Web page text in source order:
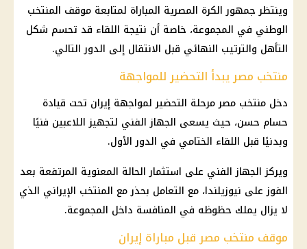
وينتظر جمهور الكرة المصرية المباراة لمتابعة موقف المنتخب
الوطني في المجموعة، خاصة أن نتيجة اللقاء قد تحسم شكل
التأهل والترتيب النهائي قبل الانتقال إلى الدور التالي.
منتخب مصر يبدأ التحضير للمواجهة
دخل منتخب مصرمرحلة التحضير لمواجهة إيران تحت قيادة
حسام حسن، حيث يسعى الجهاز الفني لتجهيز اللاعبين فنيًا
وبدنيًا قبل اللقاء الختامي في الدور الأول.
ويركز الجهاز الفني على استثمارالحالة المعنوية المرتفعة بعد
الفوز على نيوزيلندا، مع التعامل بحذر مع المنتخب الإيراني الذي
لا يزال يملك حظوظه في المنافسة داخل المجموعة.
موقف منتخب مصر قبل مباراة إيران